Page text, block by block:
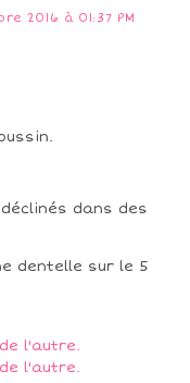
2016 à 01:37 PM
dans des
dentelle sur le 5